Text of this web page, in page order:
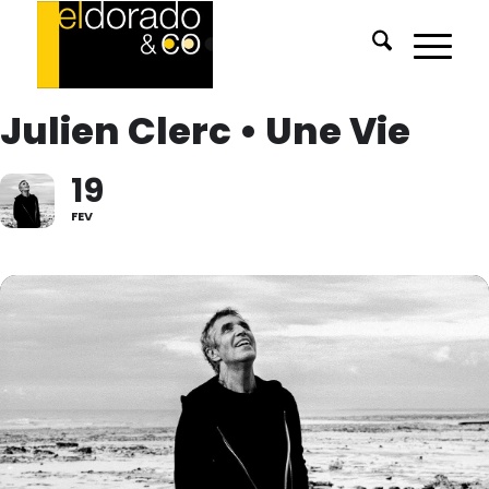
Julien Clerc • Une Vie
19
FEV